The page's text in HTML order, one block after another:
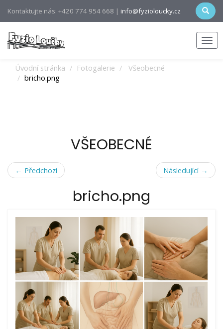
Kontaktujte nás: +420 774 954 668 | info@fyzioloucky.cz
Úvodní stránka Fotogalerie
Všeobecné
bricho.png
VŠEOBECNÉ
← Předchozí Následující →
bricho.png